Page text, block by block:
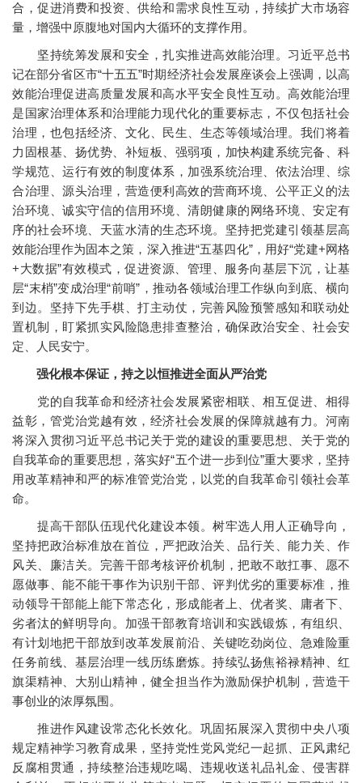
合，促进消费和投资、供给和需求良性互动，持续扩大市场容
量，增强中原腹地对国内大循环的支撑作用。
坚持统筹发展和安全，扎实推进高效能治理。习近平总书
记在部分省区市“十五五”时期经济社会发展座谈会上强调，以高
效能治理促进高质量发展和高水平安全良性互动。高效能治理
是国家治理体系和治理能力现代化的重要标志，不仅包括社会
治理，也包括经济、文化、民生、生态等领域治理。我们将着
力固根基、扬优势、补短板、强弱项，加快构建系统完备、科
学规范、运行有效的制度体系，加强系统治理、依法治理、综
合治理、源头治理，营造便利高效的营商环境、公平正义的法
治环境、诚实守信的信用环境、清朗健康的网络环境、安定有
序的社会环境、天蓝水清的生态环境。坚持把党建引领基层高
效能治理作为固本之策，深入推进“五基四化”，用好“党建+网格
+大数据”有效模式，促进资源、管理、服务向基层下沉，让基
层“末梢”变成治理“前哨”，推动各领域治理工作纵向到底、横向
到边。坚持下先手棋、打主动仗，完善风险预警感知和联动处
置机制，盯紧抓实风险隐患排查整治，确保政治安全、社会安
定、人民安宁。
强化根本保证，持之以恒推进全面从严治党
党的自我革命和经济社会发展紧密相联、相互促进、相得
益彰，管党治党越有效，经济社会发展的保障就越有力。河南
将深入贯彻习近平总书记关于党的建设的重要思想、关于党的
自我革命的重要思想，落实好“五个进一步到位”重大要求，坚持
用改革精神和严的标准管党治党，以党的自我革命引领社会革
命。
提高干部队伍现代化建设本领。树牢选人用人正确导向，
坚持把政治标准放在首位，严把政治关、品行关、能力关、作
风关、廉洁关。完善干部考核评价机制，把敢不敢扛事、愿不
愿做事、能不能干事作为识别干部、评判优劣的重要标准，推
动领导干部能上能下常态化，形成能者上、优者奖、庸者下、
劣者汰的鲜明导向。加强干部教育培训和实践锻炼，有组织、
有计划地把干部放到改革发展前沿、关键吃劲岗位、急难险重
任务前线、基层治理一线历练磨炼。持续弘扬焦裕禄精神、红
旗渠精神、大别山精神，健全担当作为激励保护机制，营造干
事创业的浓厚氛围。
推进作风建设常态化长效化。巩固拓展深入贯彻中央八项
规定精神学习教育成果，坚持党性党风党纪一起抓、正风肃纪
反腐相贯通，持续整治违规吃喝、违规收送礼品礼金、侵害群